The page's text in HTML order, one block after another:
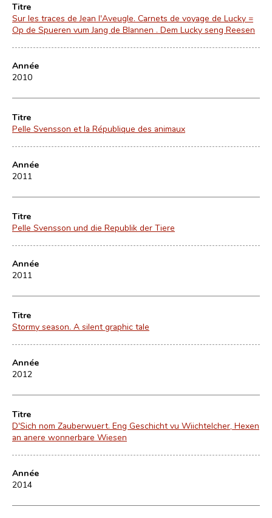
Titre
Sur les traces de Jean l'Aveugle. Carnets de voyage de Lucky =
Op de Spueren vum Jang de Blannen . Dem Lucky seng Reesen
Année
2010
Titre
Pelle Svensson et la République des animaux
Année
2011
Titre
Pelle Svensson und die Republik der Tiere
Année
2011
Titre
Stormy season. A silent graphic tale
Année
2012
Titre
D'Sich nom Zauberwuert. Eng Geschicht vu Wiichtelcher, Hexen
an anere wonnerbare Wiesen
Année
2014